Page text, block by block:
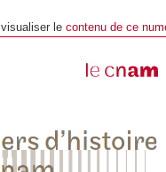
visualiser lecontenu de ce